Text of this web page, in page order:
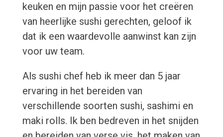
keuken en mijn passie voor het creëren
van heerlijke sushi gerechten, geloof ik
dat ik een waardevolle aanwinst kan zijn
voor uw team.
Als sushi chef heb ik meer dan 5 jaar
ervaring in het bereiden van
verschillende soorten sushi, sashimi en
maki rolls. Ik ben bedreven in het snijden